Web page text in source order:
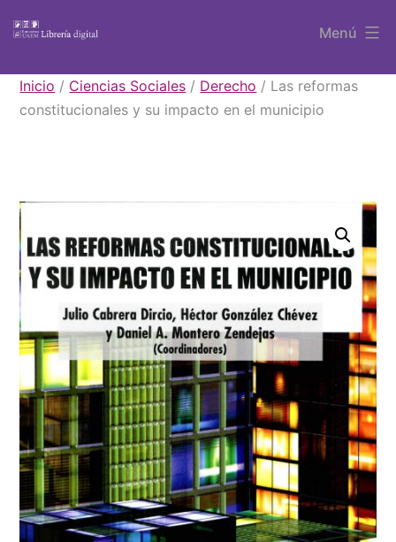
contenido
Libros
UAEM
Menú
Inicio / Ciencias Sociales / Derecho / Las reformas
constitucionales y su impacto en el municipio